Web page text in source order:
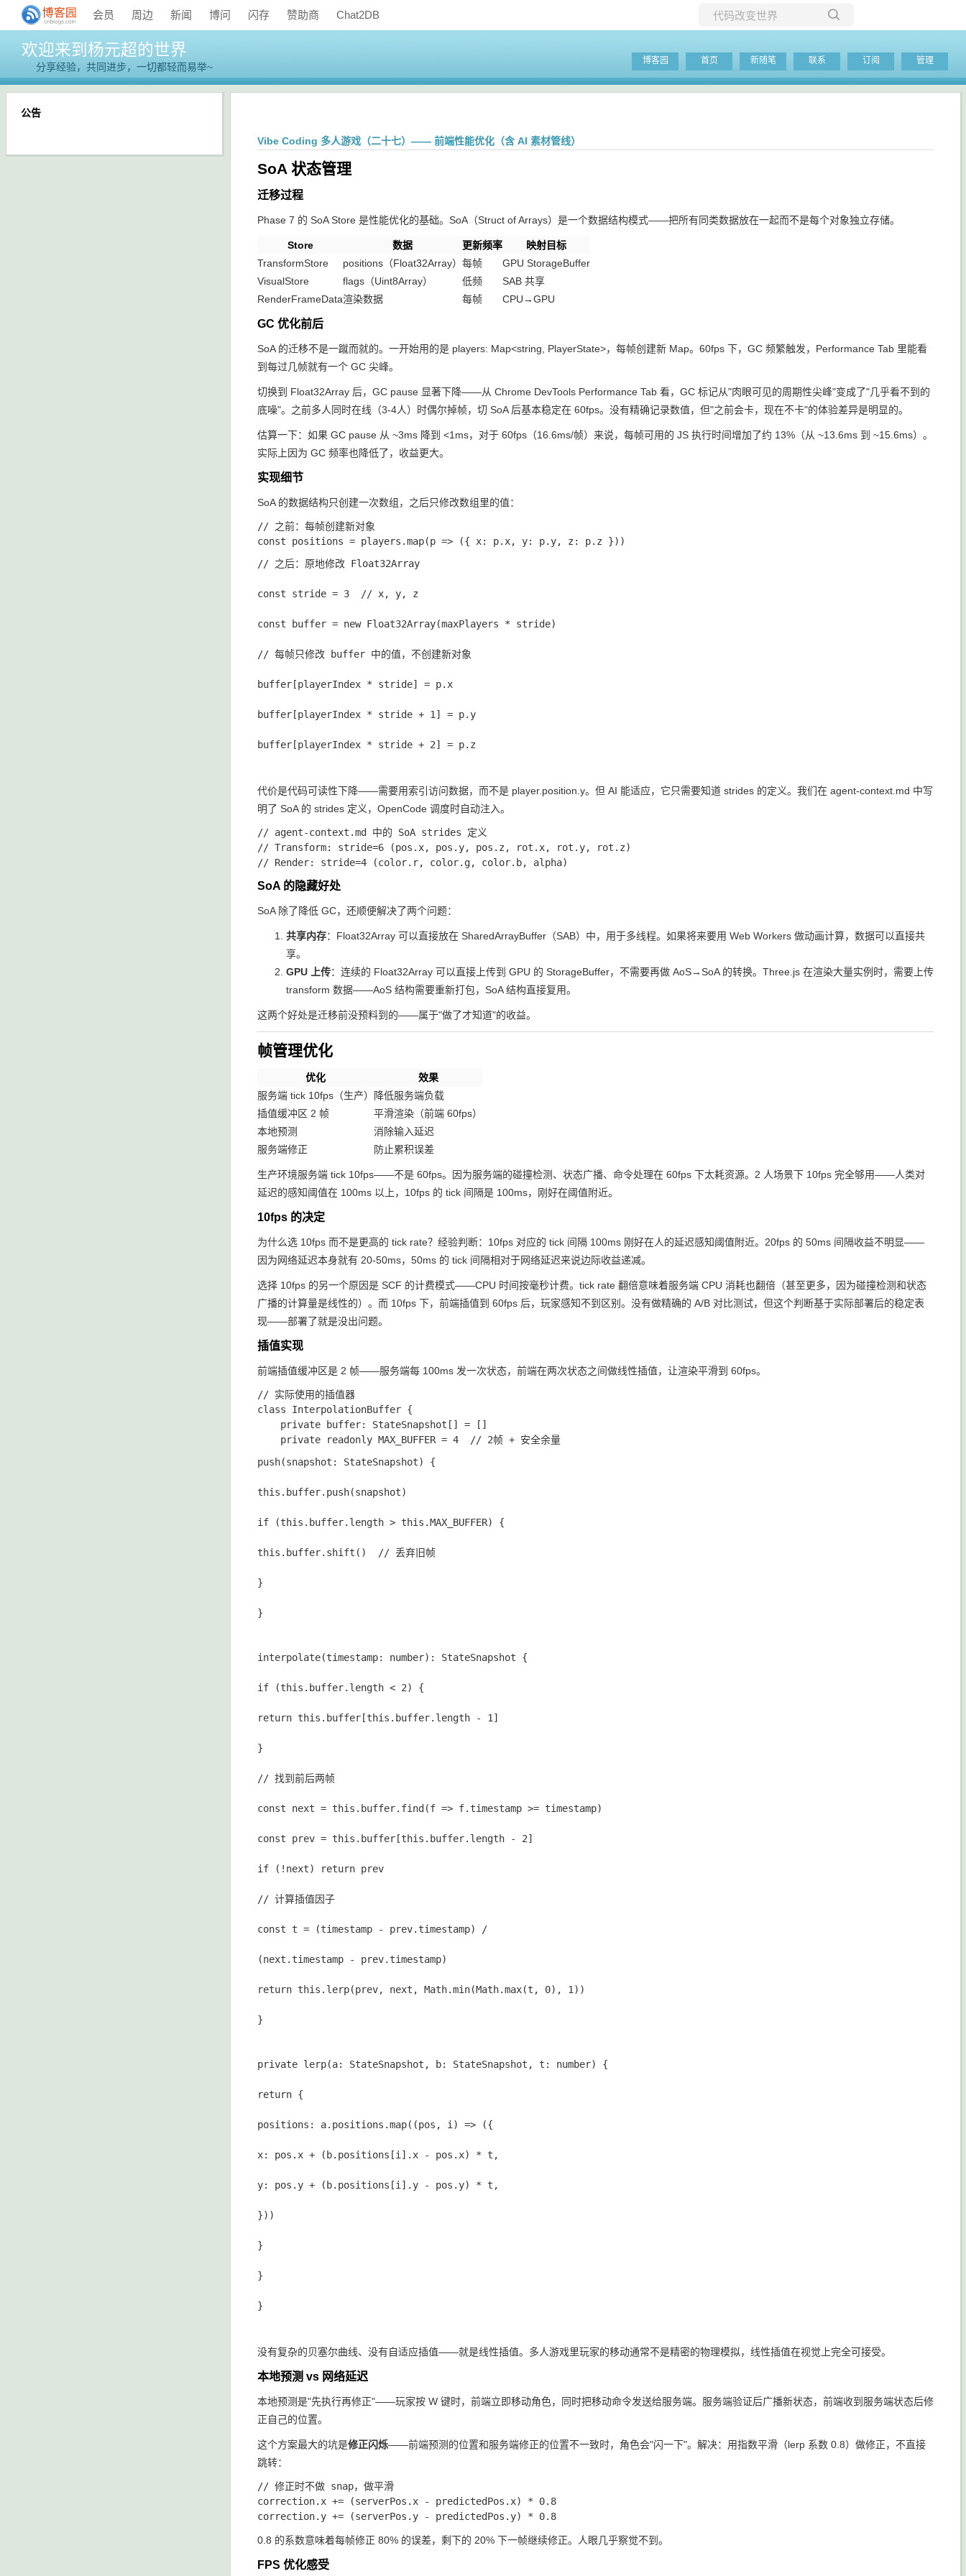
会员 周边 新闻 博问 闪存 赞助商 Chat2DB
当前博客
欢迎来到杨元超的世界
分享经验，共同进步，一切都轻而易举~
博客园 首页 新随笔 联系 订阅 管理
Vibe Coding 多人游戏（二十七）—— 前端性能优化（含 AI 素材管线）
SoA 状态管理
迁移过程
Phase 7 的 SoA Store 是性能优化的基础。SoA（Struct of Arrays）是一个数据结构模式——把所有同类数据放在一起而不是每个对象独立存储。
Store 数据 更新频率
映射目标
TransformStore
positions（Float32Array） 每帧
GPU StorageBuffer
VisualStore
flags（Uint8Array） 低频
SAB 共享
RenderFrameData渲染数据 每帧 CPU→GPU
GC 优化前后
SoA 的迁移不是一蹴而就的。一开始用的是 players: Map<string, PlayerState>，每帧创建新 Map。60fps 下，GC 频繁触发，Performance Tab 里能看
到每过几帧就有一个 GC 尖峰。
切换到 Float32Array 后，GC pause 显著下降——从 Chrome DevTools Performance Tab 看，GC 标记从"肉眼可见的周期性尖峰"变成了"几乎看不到的
底噪"。之前多人同时在线（3-4人）时偶尔掉帧，切 SoA 后基本稳定在 60fps。没有精确记录数值，但"之前会卡，现在不卡"的体验差异是明显的。
估算一下：如果 GC pause 从 ~3ms 降到 <1ms，对于 60fps（16.6ms/帧）来说，每帧可用的 JS 执行时间增加了约 13%（从 ~13.6ms 到 ~15.6ms）。
实际上因为 GC 频率也降低了，收益更大。
实现细节
SoA 的数据结构只创建一次数组，之后只修改数组里的值：
// 之前：每帧创建新对象
// 之后：原地修改 Float32Array
const stride = 3  // x, y, z
const buffer = new Float32Array(maxPlayers * stride)
// 每帧只修改 buffer 中的值，不创建新对象
buffer[playerIndex * stride] = p.x
buffer[playerIndex * stride + 1] = p.y
buffer[playerIndex * stride + 2] = p.z
代价是代码可读性下降——需要用索引访问数据，而不是 player.position.y。但 AI 能适应，它只需要知道 strides 的定义。我们在 agent-context.md 中写
明了 SoA 的 strides 定义，OpenCode 调度时自动注入。
// agent-context.md 中的 SoA strides 定义
// Transform: stride=6 (pos.x, pos.y, pos.z, rot.x, rot.y, rot.z)
SoA 的隐藏好处
SoA 除了降低 GC，还顺便解决了两个问题：
共享内存：Float32Array 可以直接放在 SharedArrayBuffer（SAB）中，用于多线程。如果将来要用 Web Workers 做动画计算，数据可以直接共
享。
GPU 上传：连续的 Float32Array 可以直接上传到 GPU 的 StorageBuffer，不需要再做 AoS→SoA 的转换。Three.js 在渲染大量实例时，需要上传
transform 数据——AoS 结构需要重新打包，SoA 结构直接复用。
这两个好处是迁移前没预料到的——属于"做了才知道"的收益。
帧管理优化
优化
效果
服务端 tick 10fps（生产）
降低服务端负载
插值缓冲区 2 帧
平滑渲染（前端 60fps）
本地预测
消除输入延迟
服务端修正
防止累积误差
生产环境服务端 tick 10fps——不是 60fps。因为服务端的碰撞检测、状态广播、命令处理在 60fps 下太耗资源。2 人场景下 10fps 完全够用——人类对
延迟的感知阈值在 100ms 以上，10fps 的 tick 间隔是 100ms，刚好在阈值附近。
10fps 的决定
为什么选 10fps 而不是更高的 tick rate？经验判断：10fps 对应的 tick 间隔 100ms 刚好在人的延迟感知阈值附近。20fps 的 50ms 间隔收益不明显——
因为网络延迟本身就有 20-50ms，50ms 的 tick 间隔相对于网络延迟来说边际收益递减。
选择 10fps 的另一个原因是 SCF 的计费模式——CPU 时间按毫秒计费。tick rate 翻倍意味着服务端 CPU 消耗也翻倍（甚至更多，因为碰撞检测和状态
广播的计算量是线性的）。而 10fps 下，前端插值到 60fps 后，玩家感知不到区别。没有做精确的 A/B 对比测试，但这个判断基于实际部署后的稳定表
现——部署了就是没出问题。
插值实现
前端插值缓冲区是 2 帧——服务端每 100ms 发一次状态，前端在两次状态之间做线性插值，让渲染平滑到 60fps。
// 实际使用的插值器
class InterpolationBuffer {
    private buffer: StateSnapshot[] = []
push(snapshot: StateSnapshot) {
this.buffer.push(snapshot)
if (this.buffer.length > this.MAX_BUFFER) {
this.buffer.shift()  // 丢弃旧帧
}
}
interpolate(timestamp: number): StateSnapshot {
if (this.buffer.length < 2) {
return this.buffer[this.buffer.length - 1]
}
// 找到前后两帧
const next = this.buffer.find(f => f.timestamp >= timestamp)
const prev = this.buffer[this.buffer.length - 2]
if (!next) return prev
// 计算插值因子
const t = (timestamp - prev.timestamp) /
(next.timestamp - prev.timestamp)
return this.lerp(prev, next, Math.min(Math.max(t, 0), 1))
}
private lerp(a: StateSnapshot, b: StateSnapshot, t: number) {
return {
positions: a.positions.map((pos, i) => ({
x: pos.x + (b.positions[i].x - pos.x) * t,
y: pos.y + (b.positions[i].y - pos.y) * t,
}))
}
}
}
没有复杂的贝塞尔曲线、没有自适应插值——就是线性插值。多人游戏里玩家的移动通常不是精密的物理模拟，线性插值在视觉上完全可接受。
本地预测 vs 网络延迟
本地预测是"先执行再修正"——玩家按 W 键时，前端立即移动角色，同时把移动命令发送给服务端。服务端验证后广播新状态，前端收到服务端状态后修
正自己的位置。
这个方案最大的坑是修正闪烁——前端预测的位置和服务端修正的位置不一致时，角色会"闪一下"。解决：用指数平滑（lerp 系数 0.8）做修正，不直接
跳转：
// 修正时不做 snap，做平滑
correction.x += (serverPos.x - predictedPos.x) * 0.8
0.8 的系数意味着每帧修正 80% 的误差，剩下的 20% 下一帧继续修正。人眼几乎察觉不到。
FPS 优化感受
公告